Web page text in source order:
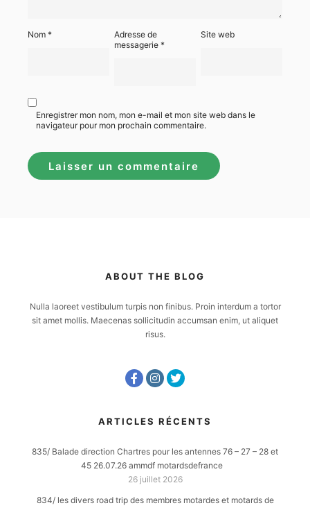
Nom *
Adresse de
messagerie*
Site web
Enregistrer mon nom, mon e-mail et mon site web dans le
navigateur pour mon prochain commentaire.
ABOUT THE BLOG
Nulla laoreet vestibulum turpis non finibus. Proin interdum a tortor
sit amet mollis. Maecenas sollicitudin accumsan enim, ut aliquet
risus.
ARTICLES RÉCENTS
835/ Balade direction Chartres pour les antennes 76 – 27 – 28 et
45 26.07.26 ammdf motardsdefrance
26 juillet 2026
834/ les divers road trip des membres motardes et motards de